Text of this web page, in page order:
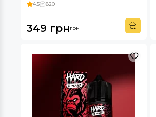
4.5 820
349 грнгрн